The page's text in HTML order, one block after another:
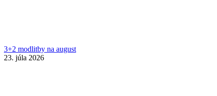
3+2 modlitby na august
23. júla 2026